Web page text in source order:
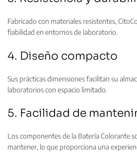
Fabricado con materiales resistentes,
fiabilidad en entornos de laboratorio.
4. Diseño compacto
Sus prácticas dimensiones facilitan su
laboratorios con espacio limitado.
5. Facilidad de
Los componentes de la Batería Colorante
mantener, lo que proporciona una